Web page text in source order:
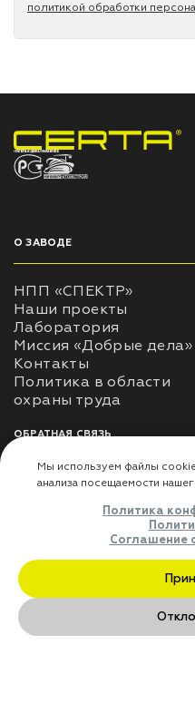
политикой обработки
НПП «СПЕКТР» ЗАВОД ЛАКОКРАСОЧНЫХ МАТЕРИАЛОВ
О ЗАВОДЕ
НПП «СПЕКТР»
Наши проекты
Лаборатория
Миссия «Добрые дела»
Контакты
Политика в области
ОБРАТНАЯ СВЯЗЬ
Использование
использования личных
Оферта
ДЛЯ ПАРТНЁРОВ
Преимущества